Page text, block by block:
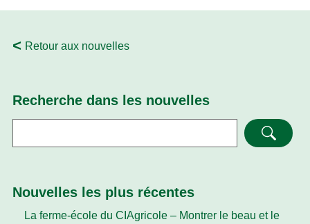
Retour aux nouvelles
Recherche dans les nouvelles
Recherche
Nouvelles les plus récentes
La ferme-école du CIAgricole – Montrer le beau et le